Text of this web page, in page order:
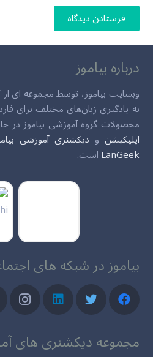
فرستادن دیدگاه
درباره بیاموز
وبسایت بیاموز، توسط مجموعه ای
به یادگیری زبان‌های مختلف برای
محصولات گروه آموزشی بیاموز در
اپلیکیشن و دیکشنری آموزشی
LanGeekاست.
بیاموز در شبکه های
مجموعه دیکشنری های